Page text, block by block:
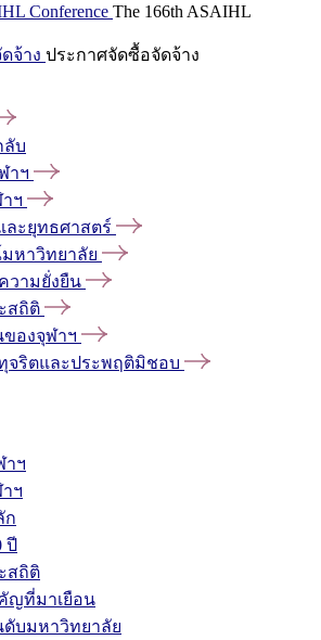
Conference The 166th ASAIHL
จ้าง ประกาศจัดซื้อจัดจ้าง
ลับ
าฯ
ฯ
ละยุทธศาสตร์
หาวิทยาลัย
วามยั่งยืน
สถิติ
องจุฬาฯ
จริตและประพฤติมิชอบ
าฯ
ฯ
ก
ปี
สถิติ
ญที่มาเยือน
ดับมหาวิทยาลัย